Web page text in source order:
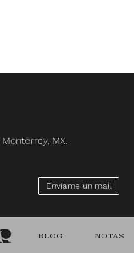
BLOG NOTAS
MX.
Envíame un mail